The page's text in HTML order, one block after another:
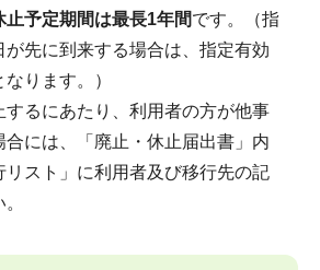
止予定期間は最長1年間です。（指
が先に到来する場合は、指定有効
ります。）
するにあたり、利用者の方が他事
合には、「廃止・休止届出書」内
リスト」に利用者及び移行先の記